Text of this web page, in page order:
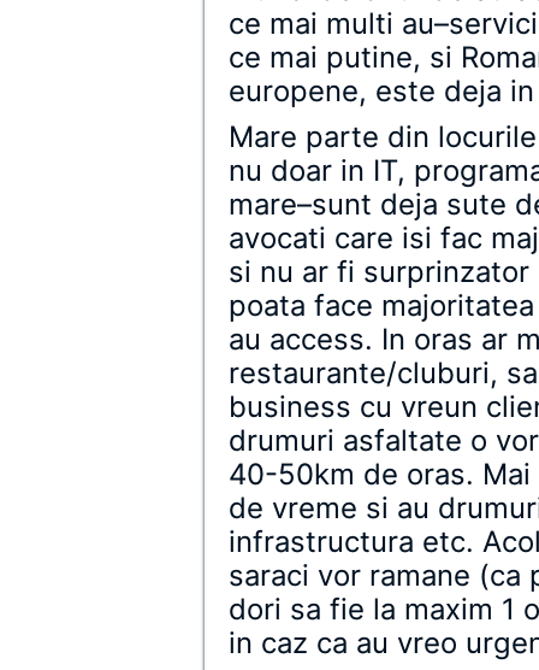
ce mai multi
ce mai putine, si
europene, este deja
Mare parte din
nu doar in IT,
mare–sunt deja sute
avocati care isi fac
si nu ar fi
poata face
au access. In oras ar
restaurante/cluburi,
business cu vreun
drumuri asfaltate o
40-50km de oras.
de vreme si au
infrastructura etc.
saraci vor ramane
dori sa fie la maxim 1
in caz ca au vreo